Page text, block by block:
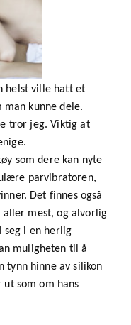
helst ville hatt et
man kunne dele.
tror jeg. Viktig at
som dere kan nyte
parvibratoren,
Det finnes også
mest, og alvorlig
seg i en herlig
muligheten til å
tynn hinne av silikon
som om hans